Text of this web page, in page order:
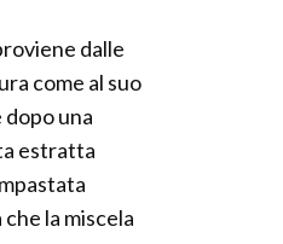
dalle
come al suo
una
estratta
la miscela